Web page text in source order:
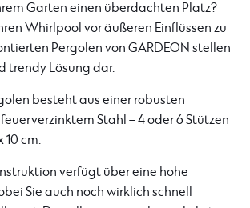
Garten einen überdachten Platz?
Whirlpool vor äußeren Einflüssen zu
Pergolen von GARDEON stellen
trendy Lösung dar.
besteht aus einer robusten
Stahl – 4 oder 6 Stützen
10 cm.
verfügt über eine hohe
Sie auch noch wirklich schnell